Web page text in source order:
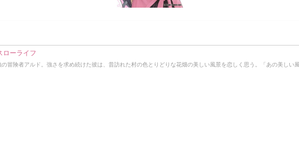
ローライフ
冒険者アルド。強さを求め続けた彼は、昔訪れた村の色とりどりな花畑の美しい風景を恋しく思う。「あの美しい風